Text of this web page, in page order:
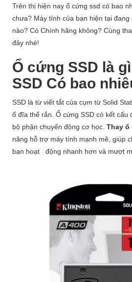
Trên thị hiện nay ổ cứng ssd có bao
chưa? Máy tính của bạn hiện tại
nào? Có Chính hãng không? Cùng
đây nhé!
Ổ cứng SSD là
SSD Có bao
SSD là từ viết tắt của cụm từ Solid
ổ đĩa thể rắn. Ổ cứng SSD có kết cấu
bộ phận chuyển động cơ học. Thay ổ
năng hỗ trợ máy tính mạnh mẽ, giúp
bạn hoạt
động nhanh hơn và mượt